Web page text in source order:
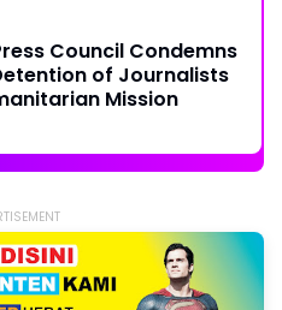
Council Condemns
of Journalists
Mission